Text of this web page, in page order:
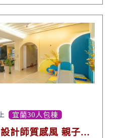
宜蘭30人包棟
計師質感風 親子娛